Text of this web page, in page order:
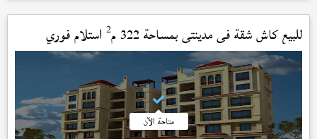
للبيع كاش شقة فيمدينتيبمساحة 322 م 2 استلام فوري
متاحة الآن